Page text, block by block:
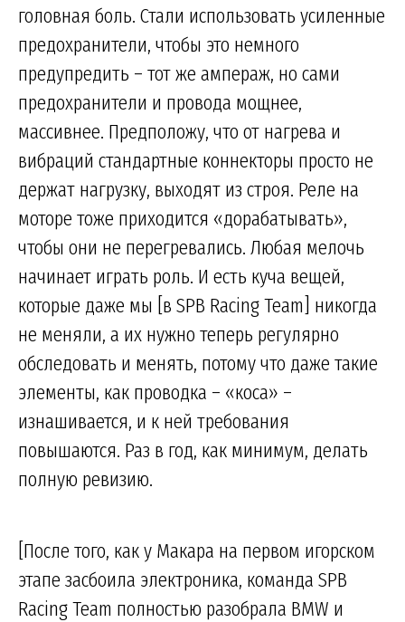
головная боль. Стали использовать усиленные
предохранители, чтобы это немного
предупредить – тот же ампераж, но сами
предохранители и провода мощнее,
массивнее. Предположу, что от нагрева и
вибраций стандартные коннекторы просто не
держат нагрузку, выходят из строя. Реле на
моторе тоже приходится «дорабатывать»,
чтобы они не перегревались. Любая мелочь
начинает играть роль. И есть куча вещей,
которые даже мы [в SPB Racing Team] никогда
не меняли, а их нужно теперь регулярно
обследовать и менять, потому что даже такие
элементы, как проводка – «коса» –
изнашивается, и к ней требования
повышаются. Раз в год, как минимум, делать
полную ревизию.
[После того, как у Макара на первом игорском
этапе засбоила электроника, команда SPB
Racing Team полностью разобрала BMW и